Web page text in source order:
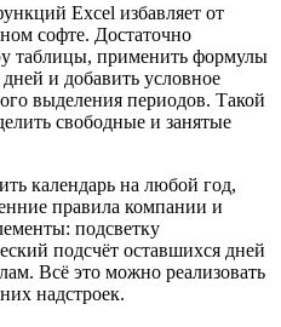
Excel избавляет от
софте. Достаточно
таблицы, применить формулы
дней и добавить условное
выделения периодов. Такой
свободные и занятые
календарь на любой год,
правила компании и
подсветку
подсчёт оставшихся дней
Всё это можно реализовать
надстроек.